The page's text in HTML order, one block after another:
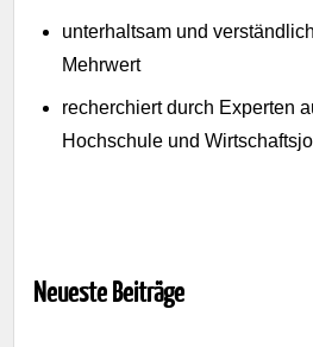
unterhaltsam und
Mehrwert
recherchiert durch Experten
Hochschule und
Neueste Beiträge